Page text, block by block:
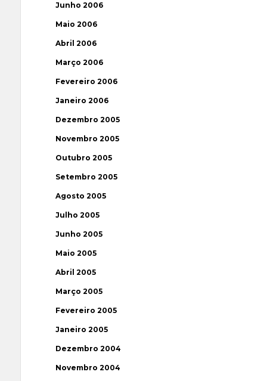
Junho 2006
Maio 2006
Abril 2006
Março 2006
Fevereiro 2006
Janeiro 2006
Dezembro 2005
Novembro 2005
Outubro 2005
Setembro 2005
Agosto 2005
Julho 2005
Junho 2005
Maio 2005
Abril 2005
Março 2005
Fevereiro 2005
Janeiro 2005
Dezembro 2004
Novembro 2004